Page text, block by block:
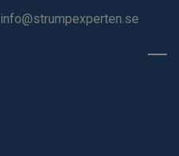
info@strumpexperten.se